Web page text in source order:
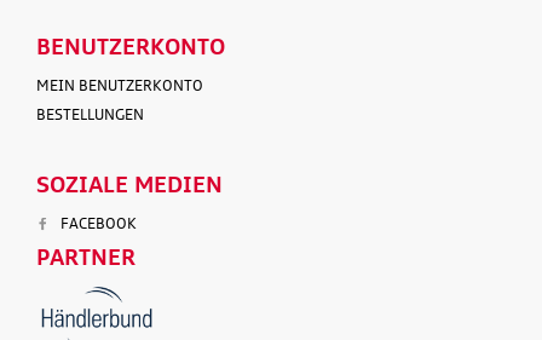
BENUTZERKONTO
MEIN BENUTZERKONTO
BESTELLUNGEN
SOZIALE MEDIEN
FACEBOOK
PARTNER